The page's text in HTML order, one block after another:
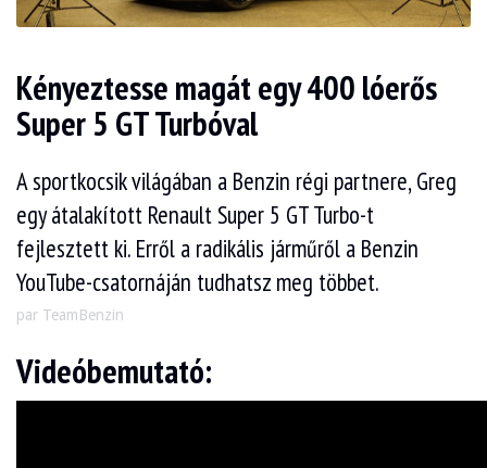
Kényeztesse magát egy 400 lóerős
Super 5 GT Turbóval
A sportkocsik világában a Benzin régi partnere, Greg
egy átalakított Renault Super 5 GT Turbo-t
fejlesztett ki. Erről a radikális járműről a Benzin
YouTube-csatornáján tudhatsz meg többet.
par TeamBenzin
Videóbemutató: